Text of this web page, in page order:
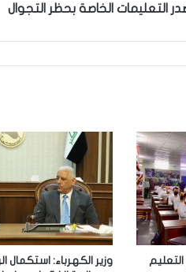
التعليمات الخاصة بحظر التجوال
التعليم
وزير الكهرباء: استكمال